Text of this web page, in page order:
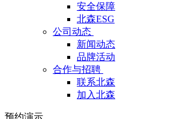
安全保障
北森ESG
公司动态
新闻动态
品牌活动
合作与招聘
联系北森
加入北森
预约演示